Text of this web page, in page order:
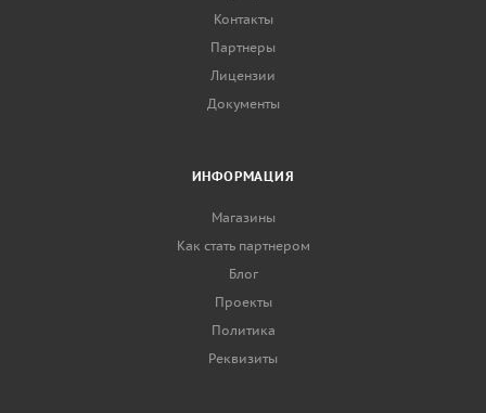
Контакты
Партнеры
Лицензии
Документы
ИНФОРМАЦИЯ
Магазины
Как стать партнером
Блог
Проекты
Политика
Реквизиты